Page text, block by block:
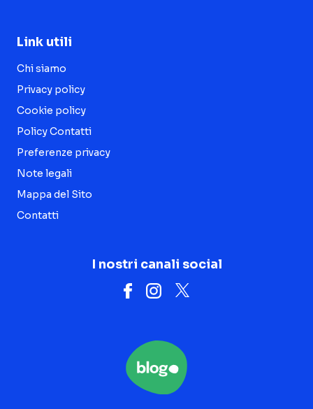
Link utili
Chi siamo
Privacy policy
Cookie policy
Policy Contatti
Preferenze privacy
Note legali
Mappa del Sito
Contatti
I nostri canali social